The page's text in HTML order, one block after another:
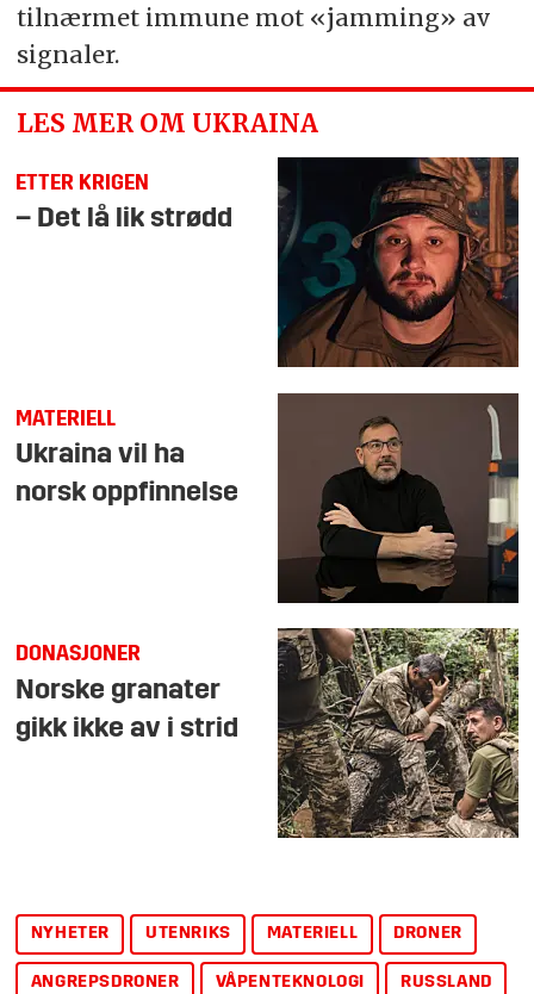
tilnærmet immune mot «jamming» av
signaler.
LES MER OM UKRAINA
ETTER KRIGEN
– Det lå lik strødd
MATERIELL
Ukraina vil ha
norsk oppfinnelse
DONASJONER
Norske granater
gikk ikke av i strid
NYHETER UTENRIKS MATERIELL DRONER
ANGREPSDRONER VÅPENTEKNOLOGI RUSSLAND